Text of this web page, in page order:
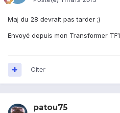
Maj du 28 devrait pas tarder ;)
Envoyé depuis mon Transformer
Citer
patou75